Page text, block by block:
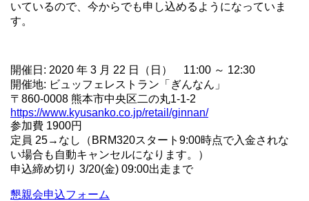
いているので、今からでも申し込めるようになっていま
す。
開催日: 2020 年 3 月 22 日（日） 11:00 ～ 12:30
開催地: ビュッフェレストラン「ぎんなん」
〒860-0008 熊本市中央区二の丸1-1-2
https://www.kyusanko.co.jp/retail/ginnan/
参加費 1900円
定員 25→なし（BRM320スタート9:00時点で入金されな
い場合も自動キャンセルになります。）
申込締め切り 3/20(金) 09:00出走まで
懇親会申込フォーム